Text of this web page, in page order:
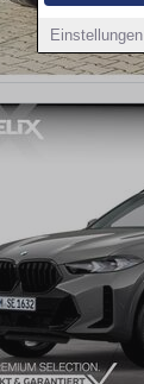
Einstellungen